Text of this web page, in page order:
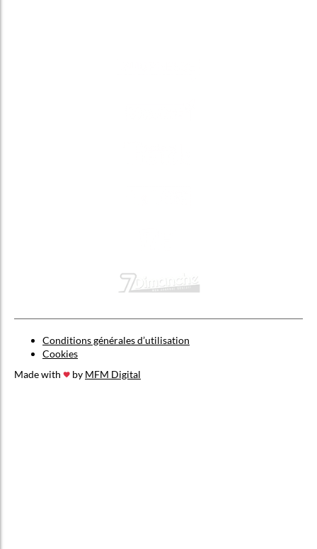
Conditions générales d’utilisation
Cookies
Made with
by MFM Digital